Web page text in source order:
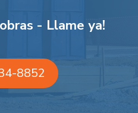
- Llame ya!
8852